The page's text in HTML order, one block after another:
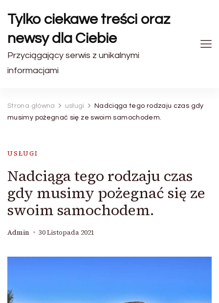
Tylko ciekawe treści oraz
newsy dla Ciebie
Przyciągający serwis z unikalnymi
informacjami
Strona główna usługi
Nadciąga tego rodzaju czas gdy
musimy pożegnać się ze swoim samochodem.
USŁUGI
Nadciąga tego rodzaju czas
gdy musimy pożegnać się ze
swoim samochodem.
Admin 30 Listopada 2021